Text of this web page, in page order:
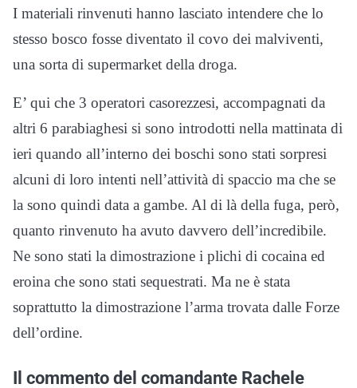
I materiali rinvenuti hanno lasciato intendere che lo
stesso bosco fosse diventato il covo dei malviventi,
una sorta di supermarket della droga.
E’ qui che 3 operatori casorezzesi, accompagnati da
altri 6 parabiaghesi si sono introdotti nella mattinata di
ieri quando all’interno dei boschi sono stati sorpresi
alcuni di loro intenti nell’attività di spaccio ma che se
la sono quindi data a gambe. Al di là della fuga, però,
quanto rinvenuto ha avuto davvero dell’incredibile.
Ne sono stati la dimostrazione i plichi di cocaina ed
eroina che sono stati sequestrati. Ma ne è stata
soprattutto la dimostrazione l’arma trovata dalle Forze
dell’ordine.
Il commento del comandante Rachele